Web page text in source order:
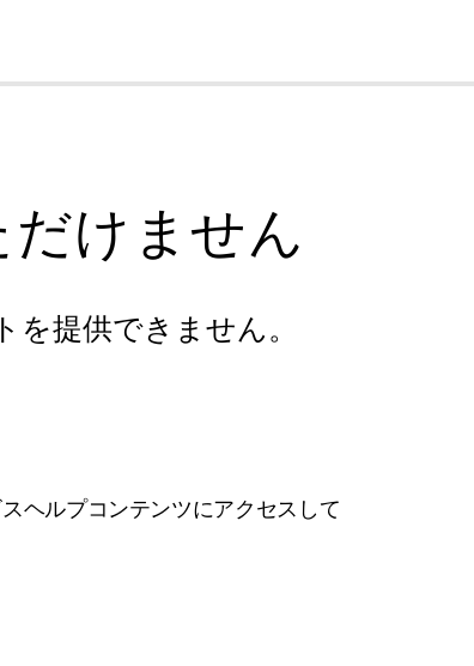
けません
提供できません。
ヘルプコンテンツにアクセスして